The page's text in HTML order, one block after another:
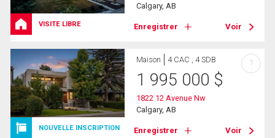
VISITE LIBRE
Calgary, AB
Enregistrer Voir
NOUVELLE INSCRIPTION
Maison 4 CAC , 4 SDB
1 995 000 $
1822 12 Avenue Nw
Calgary, AB
Enregistrer Voir
?